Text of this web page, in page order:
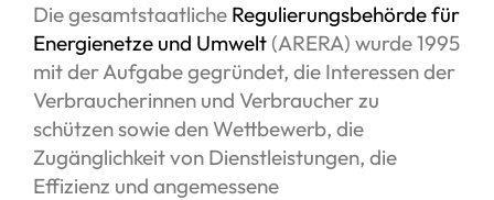
Die gesamtstaatliche Regulierungsbehörde für
Energienetze und Umwelt (ARERA) wurde 1995
mit der Aufgabe gegründet, die Interessen der
Verbraucherinnen und Verbraucher zu
schützen sowie den Wettbewerb, die
Zugänglichkeit von Dienstleistungen, die
Effizienz und angemessene